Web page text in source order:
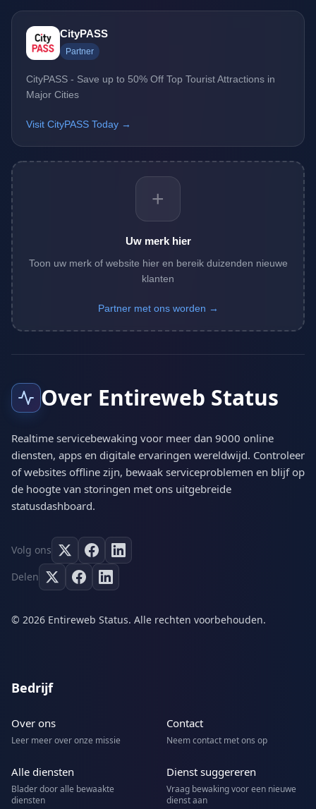
CityPASS
Partner
CityPASS - Save up to 50% Off Top Tourist Attractions in
Major Cities
Visit CityPASS Today →
+
Uw merk hier
Toon uw merk of website hier en bereik duizenden nieuwe
klanten
Partner met ons worden →
Over Entireweb Status
Realtime servicebewaking voor meer dan 9000 online
diensten, apps en digitale ervaringen wereldwijd. Controleer
of websites offline zijn, bewaak serviceproblemen en blijf op
de hoogte van storingen met ons uitgebreide
statusdashboard.
Volg ons
Delen
© 2026 Entireweb Status. Alle rechten voorbehouden.
Bedrijf
Over ons
Leer meer over onze missie
Contact
Neem contact met ons op
Alle diensten
Blader door alle bewaakte
diensten
Dienst suggereren
Vraag bewaking voor een nieuwe
dienst aan